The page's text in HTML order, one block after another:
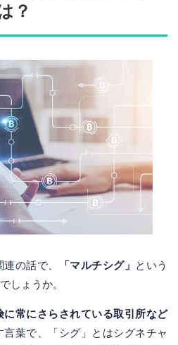
？
の話で、 「マルチシグ」 という
しょうか。
に常にさらされている取引所など
言葉で、「シグ」とはシグネチャ